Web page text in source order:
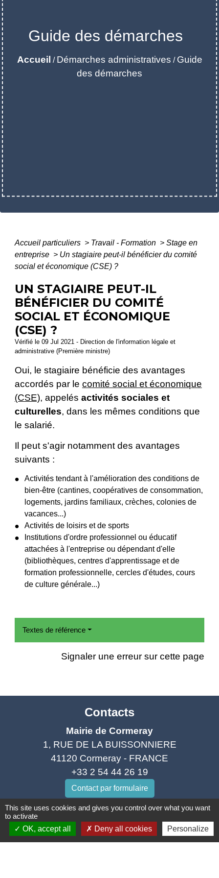
Guide des démarches
Accueil / Démarches administratives / Guide
des démarches
Accueil particuliers > Travail - Formation > Stage en
entreprise > Un stagiaire peut-il bénéficier du comité
social et économique (CSE) ?
UN STAGIAIRE PEUT-IL
BÉNÉFICIER DU COMITÉ
SOCIAL ET ÉCONOMIQUE
(CSE) ?
Vérifié le 09 Jul 2021 - Direction de l'information légale et
administrative (Première ministre)
Oui, le stagiaire bénéficie des avantages
accordés par le comité social et économique
(CSE), appelés activités sociales et
culturelles, dans les mêmes conditions que
le salarié.
Il peut s'agir notamment des avantages
suivants :
Activités tendant à l'amélioration des conditions de
bien-être (cantines, coopératives de consommation,
logements, jardins familiaux, crèches, colonies de
vacances...)
Activités de loisirs et de sports
Institutions d'ordre professionnel ou éducatif
attachées à l'entreprise ou dépendant d'elle
(bibliothèques, centres d'apprentissage et de
formation professionnelle, cercles d'études, cours
de culture générale...)
Textes de référence
Signaler une erreur sur cette page
Contacts
Mairie de Cormeray
1, RUE DE LA BUISSONNIERE
41120 Cormeray - FRANCE
+33 2 54 44 26 19
Contact par formulaire
Lundi, Mardi, Jeudi 14h00 à 18h00 / Vendredi
15h00 à 17h00
This site uses cookies and gives you control over what you want
to activate
OK, accept all
Deny all cookies Personalize